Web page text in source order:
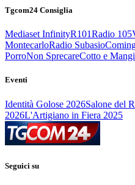
Tgcom24 Consiglia
Mediaset InfinityR101Radio 105
MontecarloRadio Subasio
PorroNon SprecareCotto e
Eventi
Identità Golose 2026Salone del
2026L'Artigiano in Fiera 2025
Seguici su